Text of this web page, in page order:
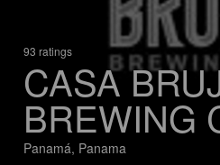
93 ratings
CASA
BREWING
Panamá, Panama